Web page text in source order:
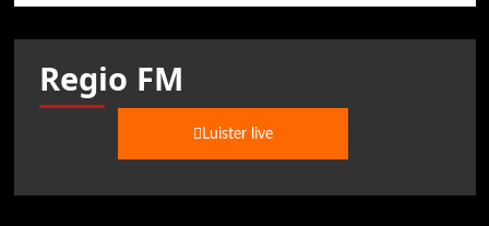
Regio FM
Luister live